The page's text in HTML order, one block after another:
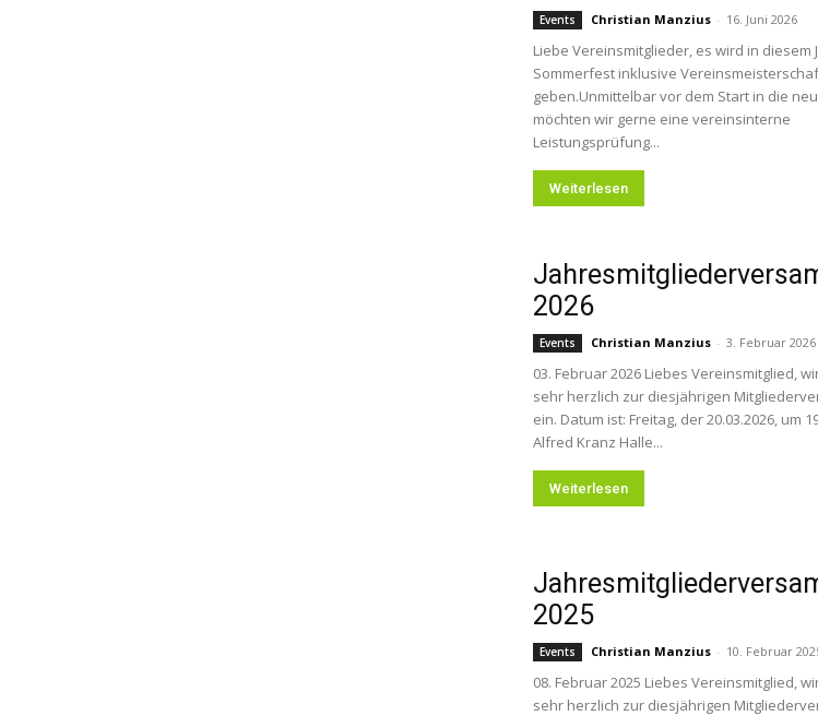
Events Christian Manzius - 16. Juni 2026
Liebe Vereinsmitglieder, es wird in diesem
Sommerfest inklusive
geben.Unmittelbar vor dem Start in die
möchten wir gerne eine vereinsinterne
Leistungsprüfung...
Weiterlesen
2026
Events Christian Manzius - 3. Februar 2026
03. Februar 2026 Liebes Vereinsmitglied,
sehr herzlich zur diesjährigen
ein. Datum ist: Freitag, der 20.03.2026, um
Alfred Kranz Halle...
Weiterlesen
2025
Events Christian Manzius - 10. Februar
08. Februar 2025 Liebes Vereinsmitglied,
sehr herzlich zur diesjährigen